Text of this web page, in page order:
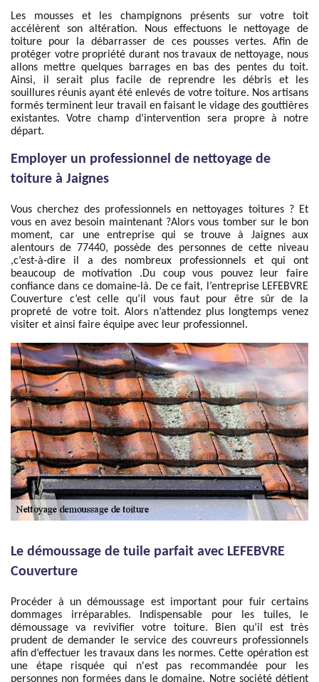
Les mousses et les champignons présents sur votre toit
accélèrent son altération. Nous effectuons le nettoyage de
toiture pour la débarrasser de ces pousses vertes. Afin de
protéger votre propriété durant nos travaux de nettoyage, nous
allons mettre quelques barrages en bas des pentes du toit.
Ainsi, il serait plus facile de reprendre les débris et les
souillures réunis ayant été enlevés de votre toiture. Nos artisans
formés terminent leur travail en faisant le vidage des gouttières
existantes. Votre champ d’intervention sera propre à notre
départ.
Employer un professionnel de nettoyage de
toiture à Jaignes
Vous cherchez des professionnels en nettoyages toitures ? Et
vous en avez besoin maintenant ?Alors vous tomber sur le bon
moment, car une entreprise qui se trouve à Jaignes aux
alentours de 77440, possède des personnes de cette niveau
,c’est-à-dire il a des nombreux professionnels et qui ont
beaucoup de motivation .Du coup vous pouvez leur faire
confiance dans ce domaine-là. De ce fait, l’entreprise LEFEBVRE
Couverture c’est celle qu’il vous faut pour être sûr de la
propreté de votre toit. Alors n’attendez plus longtemps venez
visiter et ainsi faire équipe avec leur professionnel.
Le démoussage de tuile parfait avec LEFEBVRE
Couverture
Procéder à un démoussage est important pour fuir certains
dommages irréparables. Indispensable pour les tuiles, le
démoussage va revivifier votre toiture. Bien qu’il est très
prudent de demander le service des couvreurs professionnels
afin d’effectuer les travaux dans les normes. Cette opération est
une étape risquée qui n'est pas recommandée pour les
personnes non formées dans le domaine. Notre société détient